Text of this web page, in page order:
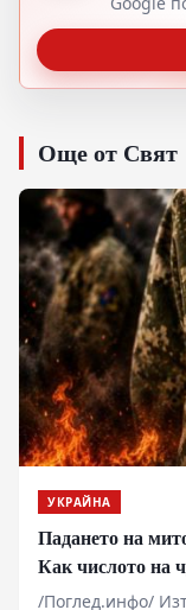
Още от Свят
УКРАЙНА
Падането на
Как числото на
спадна
/Поглед.инфо/